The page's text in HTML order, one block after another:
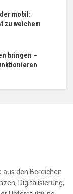
mobil:
zu welchem
bringen –
aus den Bereichen
Digitalisierung,